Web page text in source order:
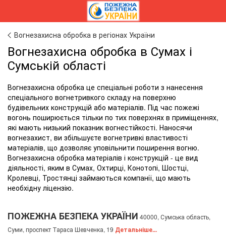
Вогнезахисна обробка в регіонах України
Вогнезахисна обробка в Сумах і
Сумській області
Вогнезахисна обробка це спеціальні роботи з нанесення
спеціального вогнетривкого складу на поверхню
будівельних конструкцій або матеріалів. Під час пожежі
вогонь поширюється тільки по тих поверхнях в приміщеннях,
які мають низький показник вогнестійкості. Наносячи
вогнезахист, ви збільшуєте вогнетривкі властивості
матеріалів, що дозволяє уповільнити поширення вогню.
Вогнезахисна обробка матеріалів і конструкцій - це вид
діяльності, яким в Сумах, Охтирці, Конотопі, Шостці,
Кролевці, Тростянці займаються компанії, що мають
необхідну ліцензію.
ПОЖЕЖНА БЕЗПЕКА УКРАЇНИ 40000, Сумська область,
Суми, проспект Тараса Шевченка, 19 Детальніше...